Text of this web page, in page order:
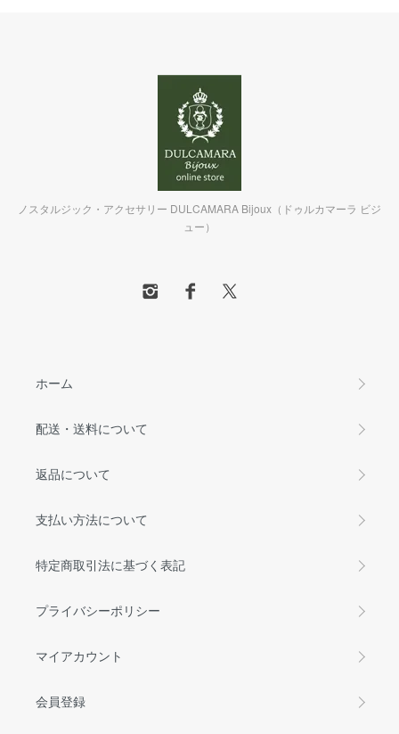
ノスタルジック・アクセサリー DULCAMARA Bijoux（ドゥルカマーラ ビジ
ュー）
ホーム
配送・送料について
返品について
支払い方法について
特定商取引法に基づく表記
プライバシーポリシー
マイアカウント
会員登録